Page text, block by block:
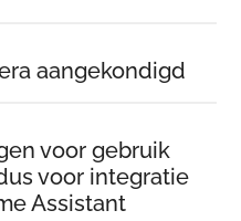
aangekondigd
voor gebruik
voor integratie
Assistant